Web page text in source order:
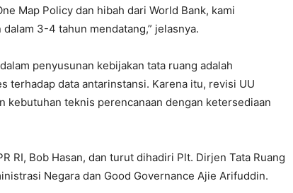
Map Policy dan hibah dari World Bank, kami
3-4 tahun mendatang,” jelasnya.
penyusunan kebijakan tata ruang adalah
terhadap data antarinstansi. Karena itu, revisi UU
kebutuhan teknis perencanaan dengan ketersediaan
RI, Bob Hasan, dan turut dihadiri Plt. Dirjen Tata Ruang
Negara dan Good Governance Ajie Arifuddin.